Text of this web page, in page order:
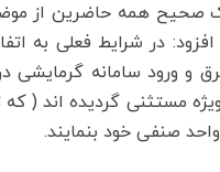
صحیح همه حاضرین از
مستثنی گردیده اند ( که
صنفی خود بنمایند.